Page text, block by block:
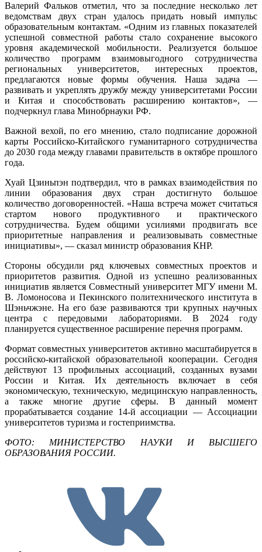
Валерий Фальков отметил, что за последние несколько лет
ведомствам двух стран удалось придать новый импульс
образовательным контактам. «Одним из главных показателей
успешной совместной работы стало сохранение высокого
уровня академической мобильности. Реализуется большое
количество программ взаимовыгодного сотрудничества
региональных университетов, интересных проектов,
предлагаются новые формы обучения. Наша задача —
развивать и укреплять дружбу между университетами России
и Китая и способствовать расширению контактов», —
подчеркнул глава Минобрнауки РФ.
Важной вехой, по его мнению, стало подписание дорожной
карты Российско-Китайского гуманитарного сотрудничества
до 2030 года между главами правительств в октябре прошлого
года.
Хуай Цзиньпэн подтвердил, что в рамках взаимодействия по
линии образования двух стран достигнуто большое
количество договоренностей. «Наша встреча может считаться
стартом нового продуктивного и практического
сотрудничества. Будем общими усилиями продвигать все
приоритетные направления и реализовывать совместные
инициативы», — сказал министр образования КНР.
Стороны обсудили ряд ключевых совместных проектов и
приоритетов развития. Одной из успешно реализованных
инициатив является Совместный университет МГУ имени М.
В. Ломоносова и Пекинского политехнического института в
Шэньчжэне. На его базе развиваются три крупных научных
центра с передовыми лабораториями. В 2024 году
планируется существенное расширение перечня программ.
Формат совместных университетов активно масштабируется в
российско-китайской образовательной кооперации. Сегодня
действуют 13 профильных ассоциаций, созданных вузами
России и Китая. Их деятельность включает в себя
экономическую, техническую, медицинскую направленность,
а также многие другие сферы. В данный момент
прорабатывается создание 14-й ассоциации — Ассоциации
университетов туризма и гостеприимства.
ФОТО: МИНИСТЕРСТВО НАУКИ И ВЫСШЕГО
ОБРАЗОВАНИЯ РОССИИ.